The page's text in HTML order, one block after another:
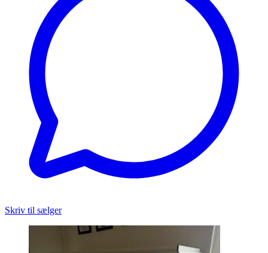
Skriv til sælger